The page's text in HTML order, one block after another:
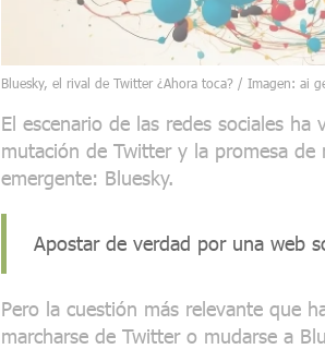
Bluesky, el rival de Twitter ¿Ahora toca? / Imagen: ai
El escenario de las redes sociales
mutación de Twitter y la promesa de
emergente: Bluesky.
Apostar de verdad por una web
Pero la cuestión más relevante que
marcharse de Twitter o mudarse a